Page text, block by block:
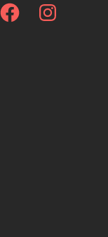
FacebookInstagram